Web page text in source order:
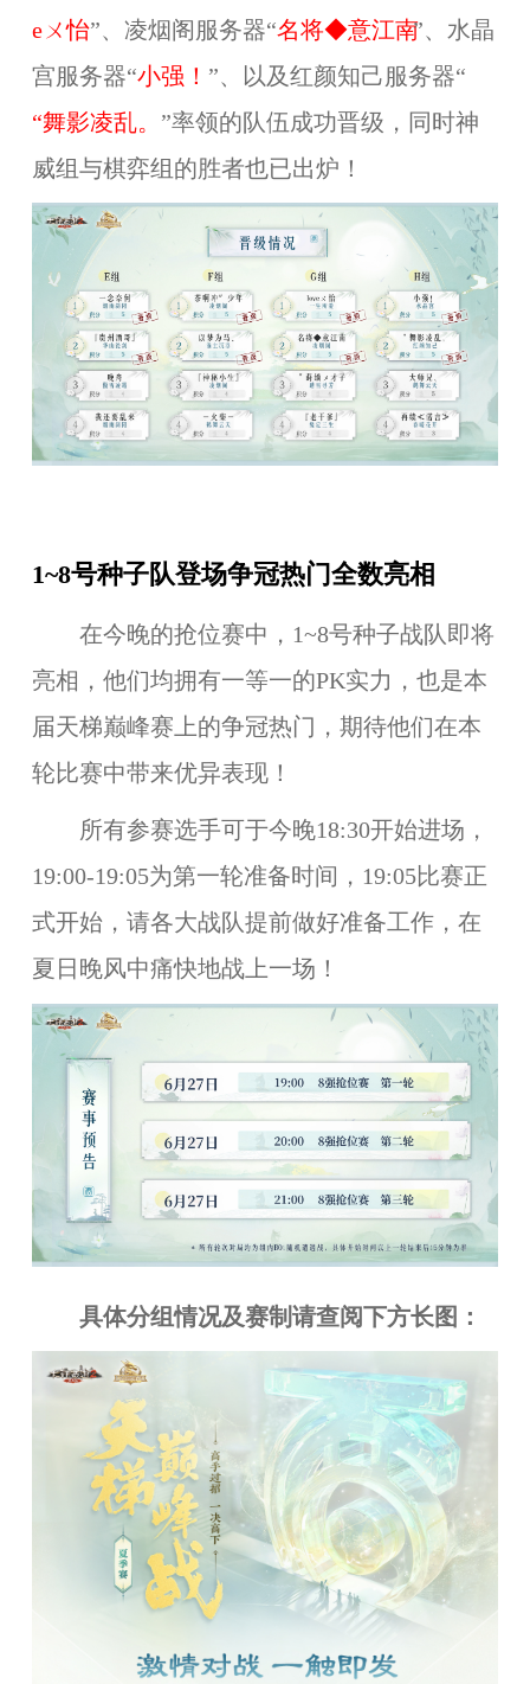
eㄨ怡”、凌烟阁服务器“名将◆意江南”、水晶
宫服务器“小强！ ”、以及红颜知己服务器“
“舞影凌乱。 ”率领的队伍成功晋级，同时神
威组与棋弈组的胜者也已出炉！
1~8号种子队登场争冠热门全数亮相
在今晚的抢位赛中，1~8号种子战队即将
亮相，他们均拥有一等一的PK实力，也是本
届天梯巅峰赛上的争冠热门，期待他们在本
轮比赛中带来优异表现！
所有参赛选手可于今晚18:30开始进场，
19:00-19:05为第一轮准备时间，19:05比赛正
式开始，请各大战队提前做好准备工作，在
夏日晚风中痛快地战上一场！
具体分组情况及赛制请查阅下方长图：